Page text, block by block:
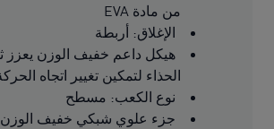
من مادة EVA
الإغلاق: أربطة
هيكل داعم خفيف الوزن يعزز
الحذاء لتمكين تغيير اتجاه
نوع الكعب: مسطح
جزء علوي شبكي خفيف الوزن